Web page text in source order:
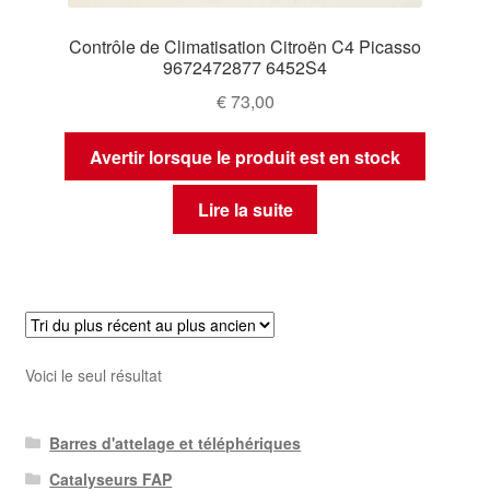
Contrôle de Climatisation Citroën C4 Picasso
9672472877 6452S4
€73,00
Avertir lorsque le produit est en stock
Lire la suite
Voici le seul résultat
Barres d'attelage et téléphériques
Catalyseurs FAP